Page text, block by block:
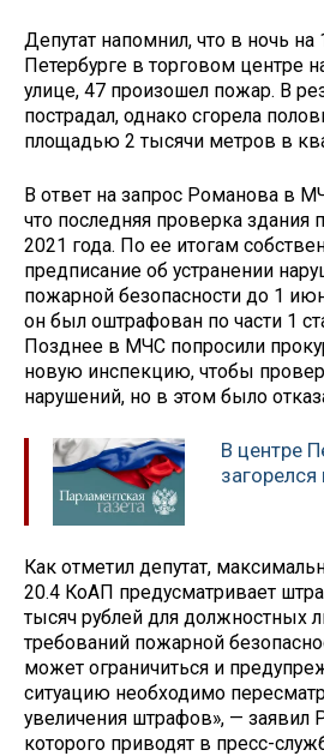
Депутат напомнил, что в ночь на
Петербурге в торговом центре
улице, 47 произошел пожар. В
пострадал, однако сгорела
площадью 2 тысячи метров в
В ответ на запрос Романова в
что последняя проверка здания
2021 года. По ее итогам
предписание об устранении
пожарной безопасности до 1
он был оштрафован по части 1
Позднее в МЧС попросили
новую инспекцию, чтобы
нарушений, но в этом было
В центре
загорелся
Как отметил депутат,
20.4 КоАП предусматривает
тысяч рублей для должностных
требований пожарной
может ограничиться и
ситуацию необходимо
увеличения штрафов», — заявил
которого приводят в пресс-